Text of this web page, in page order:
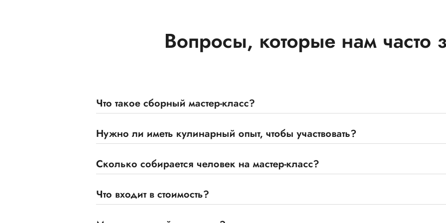
Вопросы, которые нам часто
Что такое сборный мастер-класс?
Нужно ли иметь кулинарный опыт, чтобы участвовать?
Сколько собирается человек на мастер-класс?
Что входит в стоимость?